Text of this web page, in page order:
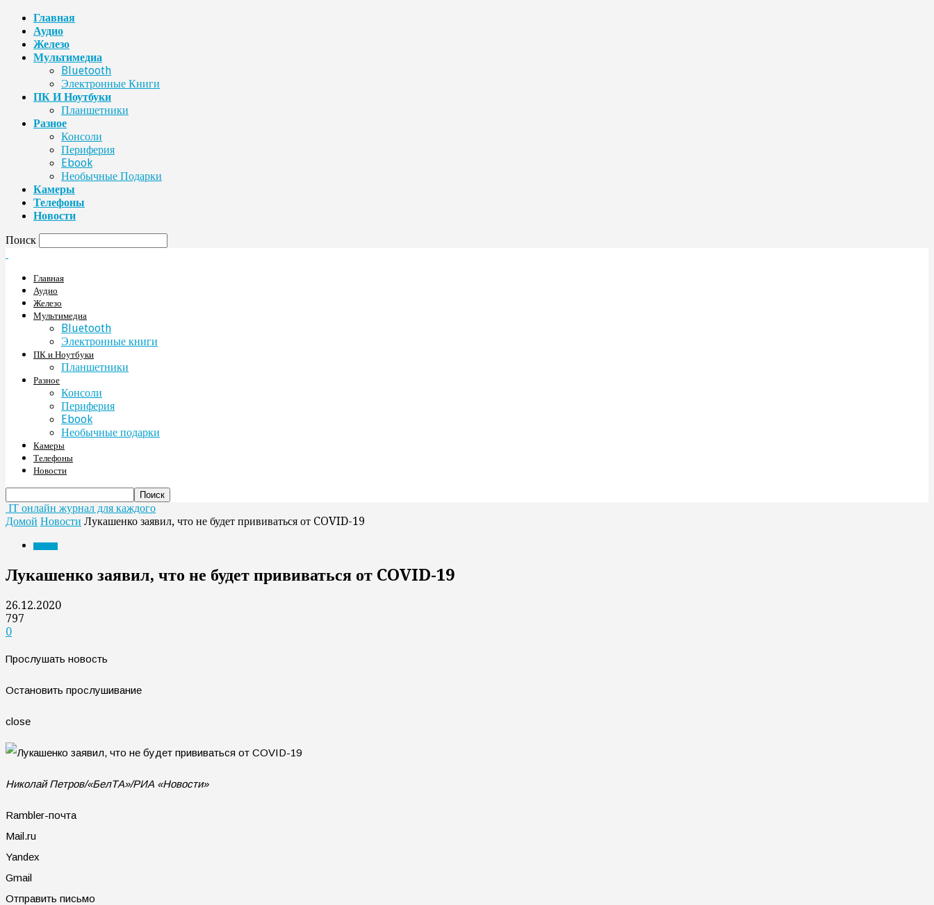
Главная
Аудио
Железо
Мультимедиа
Bluetooth
Электронные Книги
ПК И Ноутбуки
Планшетники
Разное
Консоли
Периферия
Ebook
Необычные Подарки
Камеры
Телефоны
Новости
Поиск
Главная
Аудио
Железо
Мультимедиа
Bluetooth
Электронные книги
ПК и Ноутбуки
Планшетники
Разное
Консоли
Периферия
Ebook
Необычные подарки
Камеры
Телефоны
Новости
IT онлайн журнал для каждого
Домой Новости Лукашенко заявил, что не будет прививаться от COVID-19
Лукашенко заявил, что не будет прививаться от COVID-19
26.12.2020
797
0
Прослушать новость
Остановить прослушивание
close
Николай Петров/«БелТА»/РИА «Новости»
Rambler-почта
Mail.ru
Yandex
Gmail
Отправить письмо